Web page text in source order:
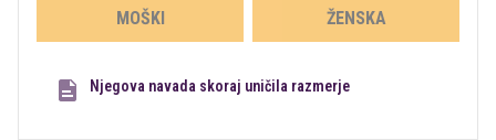
MOŠKI ŽENSKA
Njegova navada skoraj uničila razmerje